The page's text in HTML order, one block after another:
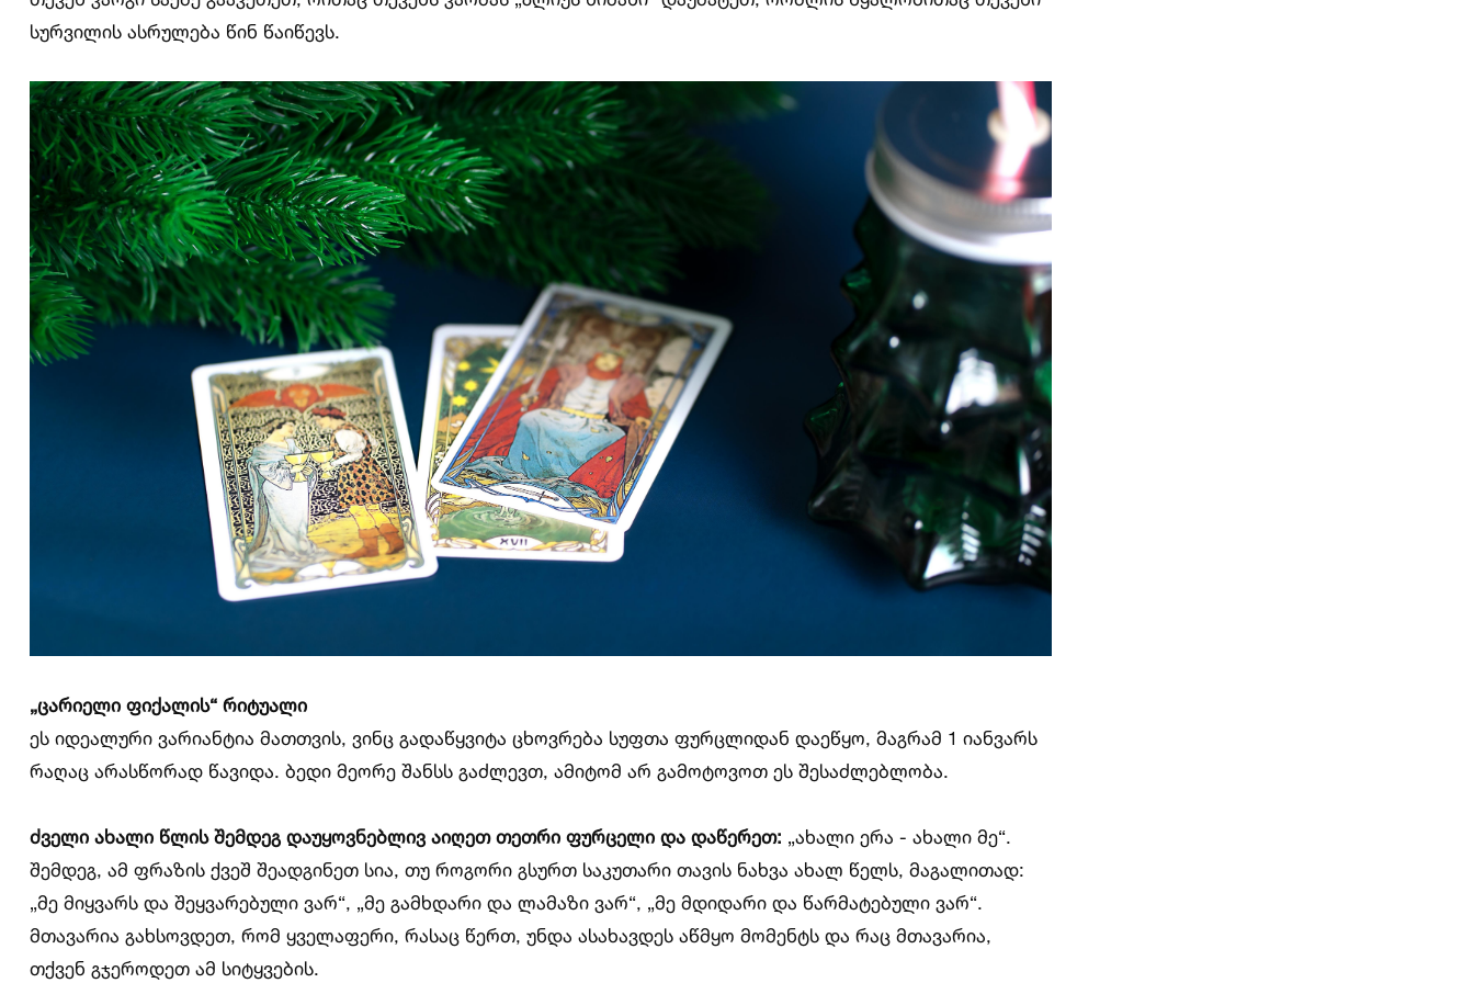
სურვილის ასრულება წინ წაიწევს.
„ცარიელი ფიქალის“ რიტუალი
ეს იდეალური ვარიანტია მათთვის, ვინც გადაწყვიტა ცხოვრება სუფთა ფურცლიდან დაეწყო, მაგრამ 1 იანვარს
რაღაც არასწორად წავიდა. ბედი მეორე შანსს გაძლევთ, ამიტომ არ გამოტოვოთ ეს შესაძლებლობა.
ძველი ახალი წლის შემდეგ დაუყოვნებლივ აიღეთ თეთრი ფურცელი და დაწერეთ: „ახალი ერა - ახალი მე“.
შემდეგ, ამ ფრაზის ქვეშ შეადგინეთ სია, თუ როგორი გსურთ საკუთარი თავის ნახვა ახალ წელს, მაგალითად:
„მე მიყვარს და შეყვარებული ვარ“, „მე გამხდარი და ლამაზი ვარ“, „მე მდიდარი და წარმატებული ვარ“.
მთავარია გახსოვდეთ, რომ ყველაფერი, რასაც წერთ, უნდა ასახავდეს აწმყო მომენტს და რაც მთავარია,
თქვენ გჯეროდეთ ამ სიტყვების.